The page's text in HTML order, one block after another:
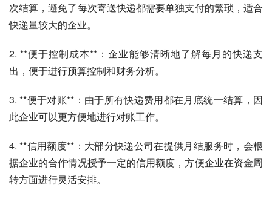
次结算，避免了每次寄送快递都需要单独支付的繁琐，适合
快递量较大的企业。
2. **便于控制成本**：企业能够清晰地了解每月的快递支
出，便于进行预算控制和财务分析。
3. **便于对账**：由于所有快递费用都在月底统一结算，因
此企业可以更方便地进行对账工作。
4. **信用额度**：大部分快递公司在提供月结服务时，会根
据企业的合作情况授予一定的信用额度，方便企业在资金周
转方面进行灵活安排。